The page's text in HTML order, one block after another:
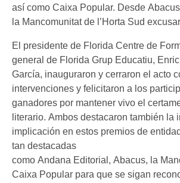
así como Caixa Popular. Desde
la Mancomunitat de l’Horta Sud
El presidente de Florida Centre de
general de Florida Grup Educatiu,
García, inauguraron y cerraron el acto
intervenciones y felicitaron a los
ganadores por mantener vivo el
literario. Ambos destacaron también la
implicación en estos premios de
tan destacadas
como Andana Editorial, Abacus, la
Caixa Popular para que se sigan